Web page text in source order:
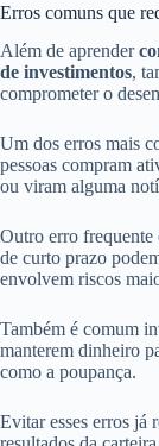
Erros comuns que
Além de aprender
de investimentos,
comprometer o
Um dos erros mais
pessoas compram
ou viram alguma
Outro erro frequente
de curto prazo
envolvem riscos
Também é comum
manterem dinheiro
como a poupança.
Evitar esses erros já